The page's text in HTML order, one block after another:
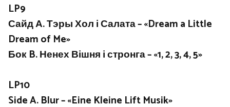
LP9
Сайд А. Тэры Хол і Салата – «Dream a Little
Dream of Me»
Бок B. Ненех Вішня і стронга – «1, 2, 3, 4, 5»
LP10
Side A. Blur – «Eine Kleine Lift Musik»